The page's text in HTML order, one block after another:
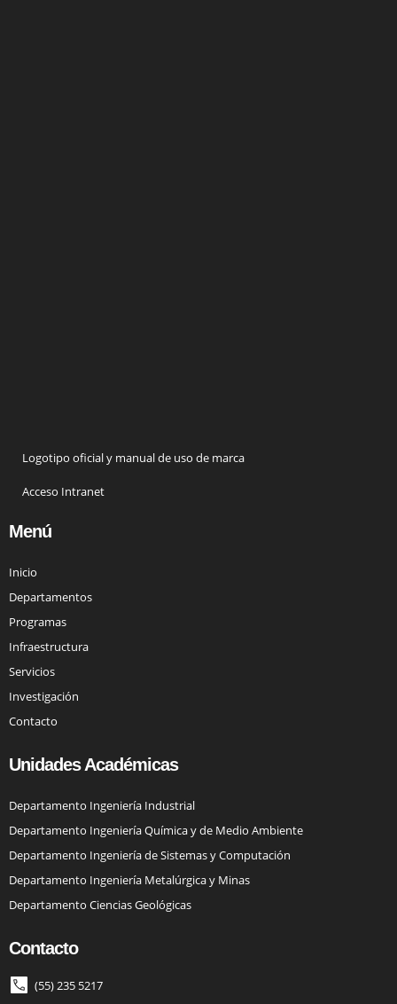
Logotipo oficial y manual de uso de marca
Acceso Intranet
Menú
Inicio
Departamentos
Programas
Infraestructura
Servicios
Investigación
Contacto
Unidades Académicas
Departamento Ingeniería Industrial
Departamento Ingeniería Química y de Medio Ambiente
Departamento Ingeniería de Sistemas y Computación
Departamento Ingeniería Metalúrgica y Minas
Departamento Ciencias Geológicas
Contacto
(55) 235 5217